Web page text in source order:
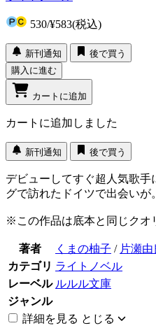
530/¥583(税込)
新刊通知
後で買う
購入に進む
カートに追加
カートに追加しました
新刊通知 後で買う
デビューしてすぐ超人気歌
グで訪れたドイツで出会い
※この作品は底本と同じクオ
著者 くまの柚子 / 片瀬由
カテゴリ ライトノベル
レーベル ルルル文庫
ジャンル
詳細を見る とじる